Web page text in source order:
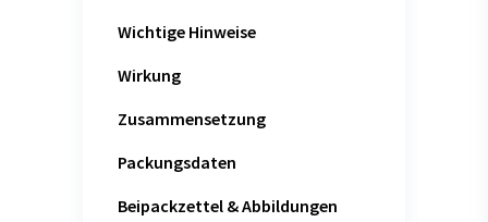
Wichtige Hinweise
Wirkung
Zusammensetzung
Packungsdaten
Beipackzettel & Abbildungen